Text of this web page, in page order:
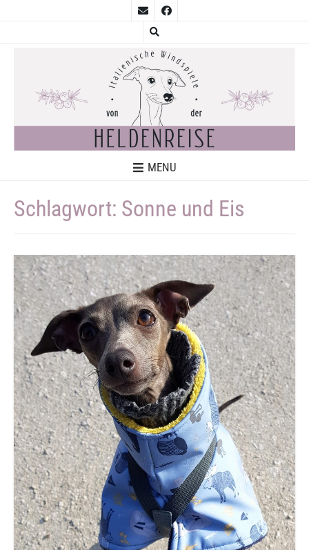
MENU
Schlagwort: Sonne und Eis